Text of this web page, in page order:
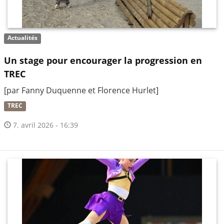
Actualités
Un stage pour encourager la progression en
TREC
[par Fanny Duquenne et Florence Hurlet]
TREC
7. avril 2026 - 16:39